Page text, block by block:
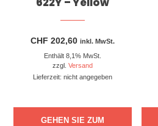
CHF 202,60 inkl. MwSt.
Enthält 8,1% MwSt.
zzgl.Versand
Lieferzeit: nicht angegeben
GEHEN SIE ZUM